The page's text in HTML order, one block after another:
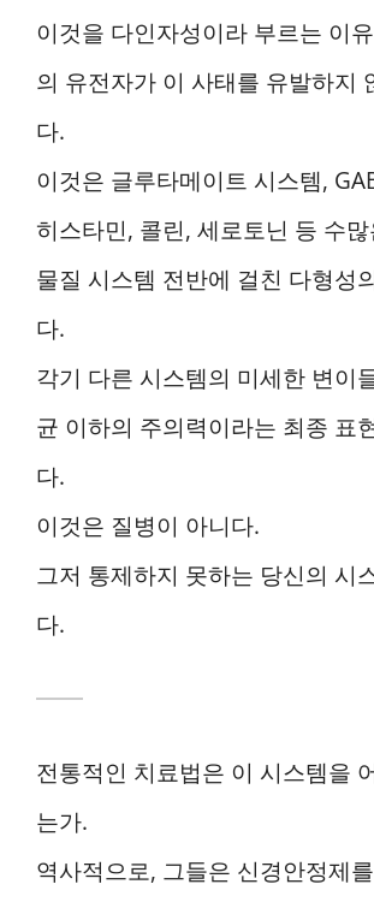
이것을 다인자성이라 부르는 이
의 유전자가 이 사태를 유발하지
다.
이것은 글루타메이트 시스템,
히스타민, 콜린, 세로토닌 등 수
물질 시스템 전반에 걸친 다형성
다.
각기 다른 시스템의 미세한 변이
균 이하의 주의력이라는 최종 표
다.
이것은 질병이 아니다.
그저 통제하지 못하는 당신의 시
다.
전통적인 치료법은 이 시스템을
는가.
역사적으로, 그들은 신경안정제